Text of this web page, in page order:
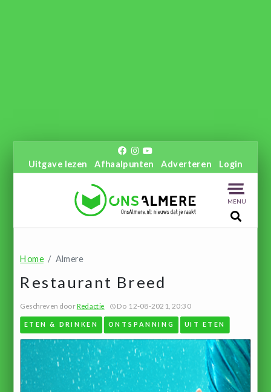
Uitgave lezen Afhaalpunten Adverteren Login
MENU
Home Almere
Restaurant Breed
Geschreven doorRedactie Do 12-08-2021, 20:30
ETEN & DRINKEN ONTSPANNING UIT ETEN